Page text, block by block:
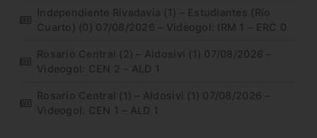
Independiente Rivadavia (1) – Estudiantes (Río
Cuarto) (0) 07/08/2026 – Videogol: IRM 1 – ERC 0
Rosario Central (2) – Aldosivi (1) 07/08/2026 –
Videogol: CEN 2 – ALD 1
Rosario Central (1) – Aldosivi (1) 07/08/2026 –
Videogol: CEN 1 – ALD 1